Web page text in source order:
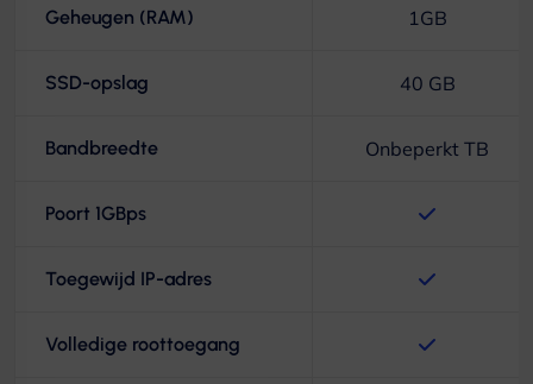
Geheugen (RAM) 1GB
SSD-opslag 40 GB
Bandbreedte Onbeperkt TB
Poort 1GBps
Toegewijd IP-adres
Volledige roottoegang